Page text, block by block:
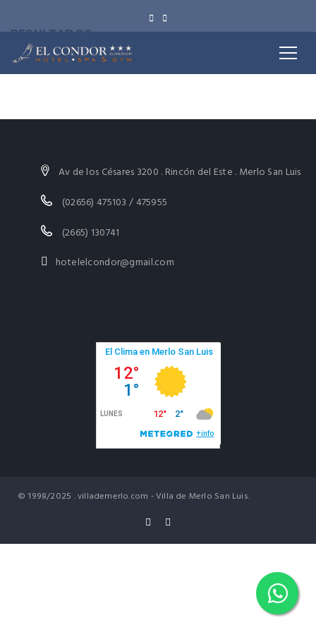
RESULTADOS
Posted by
Marcelo Juarez No hay comentarios
Av de los Césares 3200 . Rincón del Este . Merlo San Luis
(02656) 475103 / 475955
(2665) 130741
hotelelcondor@gmail.com
© 1998/2025 . villademerlo.com - Villa de Merlo San Luis.